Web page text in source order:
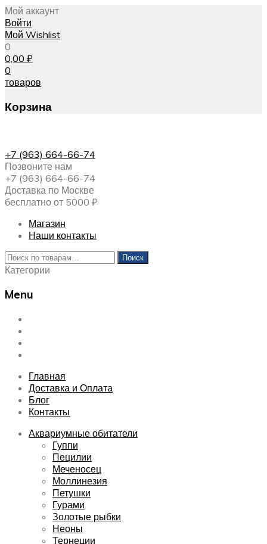
Мой аккаунт
Войти
Мой Wishlist
0
0,00 ₽
0
товаров
Корзина
+7 (963) 664-66-74
Позвоните нам
+7 (963) 664-66-74
Доставка по Москве
бесплатно от 5000 ₽
Магазин
Наши контакты
Искать:
Поиск
Категории
Menu
Skip
content
Главная
Доставка и Оплата
Блог
Контакты
Аквариумные обитатели
Гуппи
Пецилии
Меченосец
Моллинезия
Петушки
Гурами
Золотые рыбки
Неоны
Тернеции